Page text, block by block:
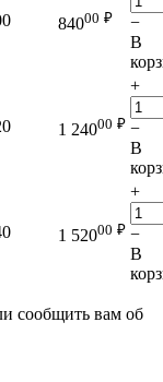
84000 ₽
−
В
1 24000 ₽
+
−
В
1 52000 ₽
+
−
В
сообщить вам об